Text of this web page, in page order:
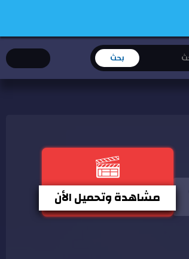
مشاهدة وتحميل الأن